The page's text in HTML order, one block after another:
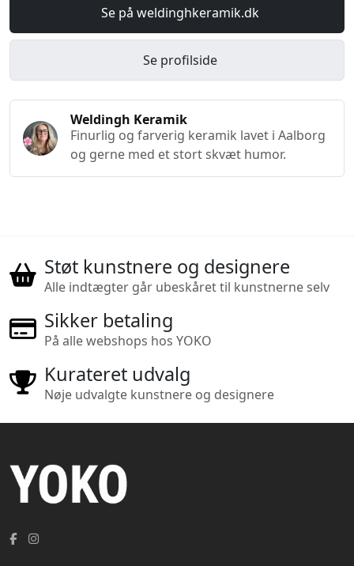
Se på weldinghkeramik.dk
Se profilside
Weldingh Keramik
Finurlig og farverig keramik lavet i Aalborg
og gerne med et stort skvæt humor.
Støt kunstnere og designere
Alle indtægter går ubeskåret til kunstnerne selv
Sikker betaling
På alle webshops hos YOKO
Kurateret udvalg
Nøje udvalgte kunstnere og designere